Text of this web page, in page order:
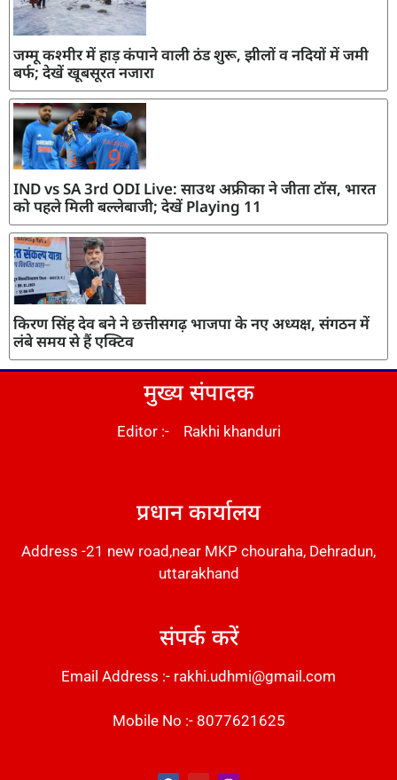
जम्मू कश्मीर में हाड़ कंपाने वाली ठंड शुरू, झीलों व नदियों में जमी
बर्फ; देखें खूबसूरत नजारा
IND vs SA 3rd ODI Live: साउथ अफ्रीका ने जीता टॉस, भारत
को पहले मिली बल्लेबाजी; देखें Playing 11
किरण सिंह देव बने ने छत्तीसगढ़ भाजपा के नए अध्यक्ष, संगठन में
लंबे समय से हैं एक्टिव
मुख्य संपादक
Editor :- Rakhi khanduri
प्रधान कार्यालय
Address -21 new road,near MKP chouraha, Dehradun,
uttarakhand
संपर्क करें
Email Address :- rakhi.udhmi@gmail.com
Mobile No :- 8077621625